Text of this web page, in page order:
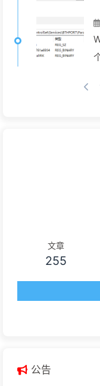
文章
255
公告